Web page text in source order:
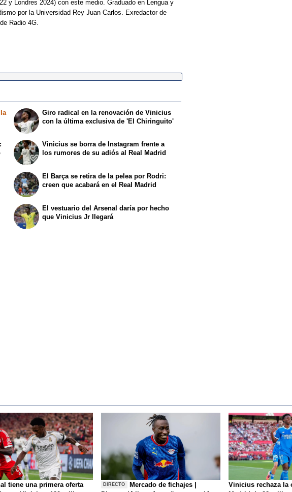
y Londres 2024) con este medio. Graduado en Lengua y
por la Universidad Rey Juan Carlos. Exredactor de
Radio 4G.
Giro radical en la renovación de Vinicius
con la última exclusiva de 'El Chiringuito'
Vinicius se borra de Instagram frente a
los rumores de su adiós al Real Madrid
El Barça se retira de la pelea por Rodri:
creen que acabará en el Real Madrid
El vestuario del Arsenal daría por hecho
que Vinicius Jr llegará
tiene una primera oferta
DIRECTO
Mercado de fichajes |
Vinicius rechaza la